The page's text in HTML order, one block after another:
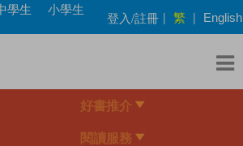
學生
小學生
登入/註冊 | 繁 | English
好書推介
閱讀服務